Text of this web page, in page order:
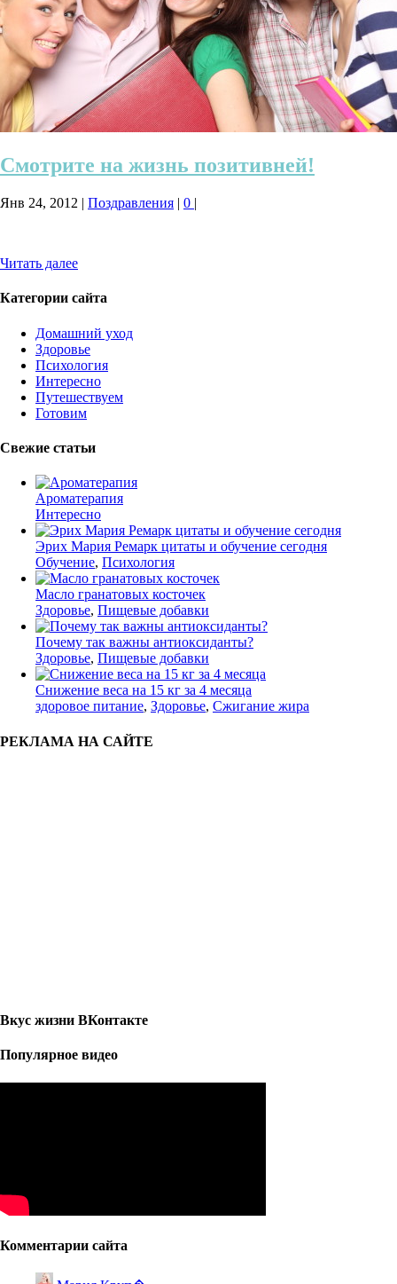
Смотрите на жизнь позитивней!
Янв 24, 2012 | Поздравления | 0 |
Читать далее
Категории сайта
Домашний уход
Здоровье
Психология
Интересно
Путешествуем
Готовим
Свежие статьи
Ароматерапия
Интересно
Эрих Мария Ремарк цитаты и обучение сегодня
Обучение, Психология
Масло гранатовых косточек
Здоровье, Пищевые добавки
Почему так важны антиоксиданты?
Здоровье, Пищевые добавки
Снижение веса на 15 кг за 4 месяца
здоровое питание, Здоровье, Сжигание жира
РЕКЛАМА НА САЙТЕ
Вкус жизни ВКонтакте
Популярное видео
Комментарии сайта